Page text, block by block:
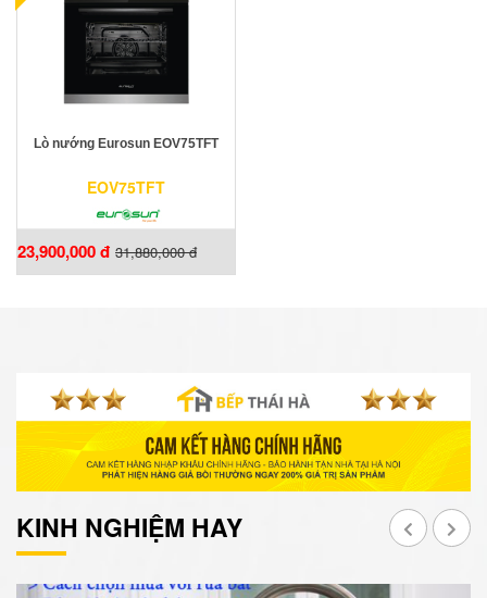
Lò nướng Eurosun EOV75TFT
EOV75TFT
23,900,000 đ 31,880,000 đ
KINH NGHIỆM HAY